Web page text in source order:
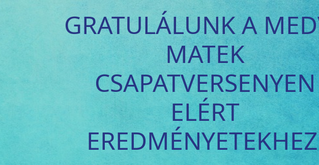
GRATULÁLUNK A
MATEK
CSAPATVERSENYEN
ELÉRT